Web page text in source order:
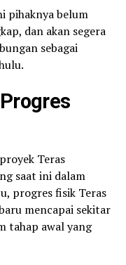
pihaknya belum
dan akan segera
sebagai
Teras
saat ini dalam
progres fisik Teras
mencapai sekitar
tahap awal yang